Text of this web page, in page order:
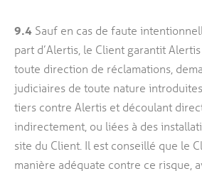
9.4 Sauf en cas de faute
part d’Alertis, le Client garantit
toute direction de réclamations,
judiciaires de toute nature
tiers contre Alertis et découlant
indirectement, ou liées à des
site du Client. Il est conseillé que le
manière adéquate contre ce risque,